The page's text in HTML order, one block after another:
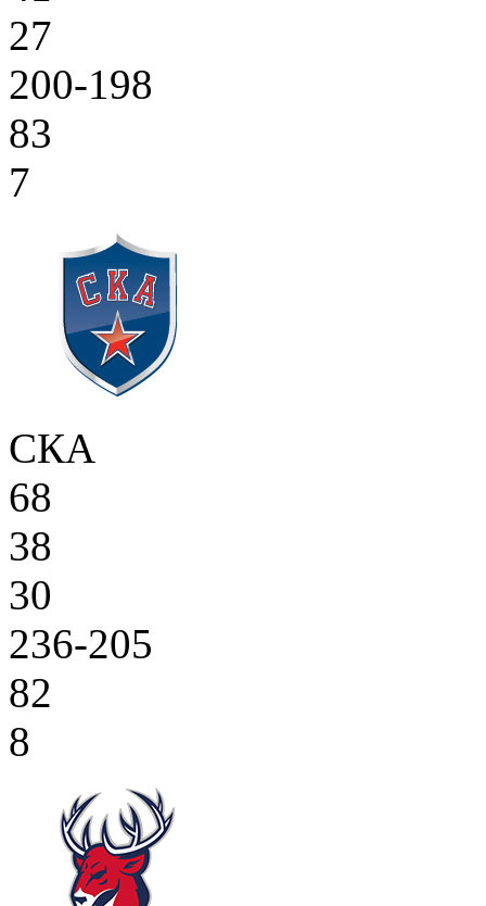
27
200-198
83
7
СКА
68
38
30
236-205
82
8